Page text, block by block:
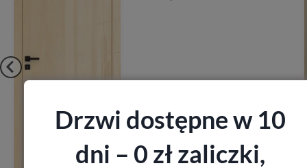
Zobacz
Drzwi dostępne w 10
dni – 0 zł zaliczki,